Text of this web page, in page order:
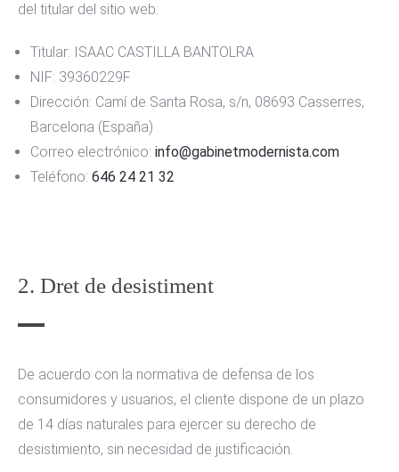
del titular del sitio web:
Titular: ISAAC CASTILLA BANTOLRA
NIF: 39360229F
Dirección: Camí de Santa Rosa, s/n, 08693 Casserres,
Barcelona (España)
Correo electrónico: info@gabinetmodernista.com
Teléfono: 646 24 21 32
2. Dret de desistiment
De acuerdo con la normativa de defensa de los
consumidores y usuarios, el cliente dispone de un plazo
de 14 días naturales para ejercer su derecho de
desistimiento, sin necesidad de justificación.